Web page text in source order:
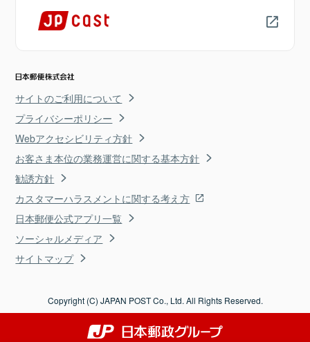
サイトのご利用について
プライバシーポリシー
Webアクセシビリティ方針
お客さま本位の業務運営に関する基本方針
勧誘方針
カスタマーハラスメントに関する考え方
日本郵便公式アプリ一覧
ソーシャルメディア
サイトマップ
Copyright (C) JAPAN POST Co., Ltd. All Rights Reserved.